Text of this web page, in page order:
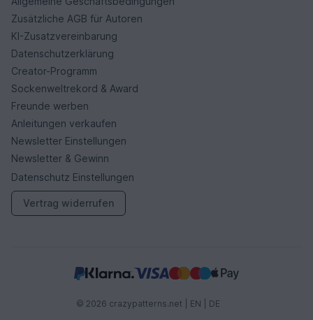
Zusätzliche AGB für Autoren
KI-Zusatzvereinbarung
Datenschutzerklärung
Creator-Programm
Sockenweltrekord & Award
Freunde werben
Anleitungen verkaufen
Newsletter Einstellungen
Newsletter & Gewinn
Datenschutz Einstellungen
Vertrag widerrufen
© 2026 crazypatterns.net | EN DE